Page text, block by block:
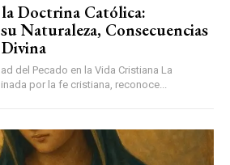
la Doctrina Católica:
Naturaleza, Consecuencias
del Pecado en la Vida Cristiana La
por la fe cristiana, reconoce...